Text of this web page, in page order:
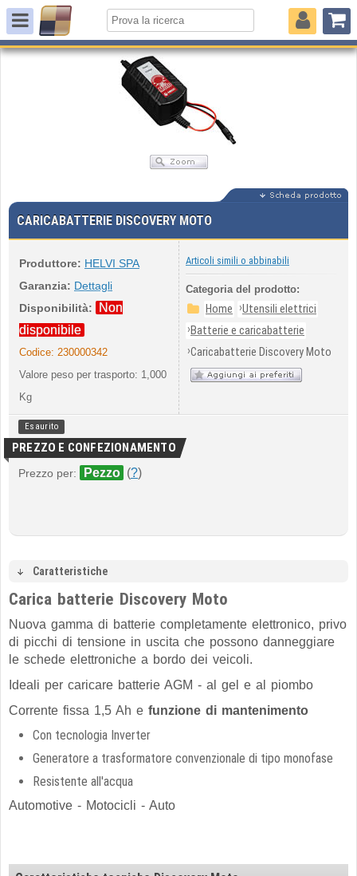
CARICABATTERIE DISCOVERY MOTO
Produttore: HELVI SPA
Garanzia: Dettagli
Disponibilità:
Non
disponibile
Codice: 230000342
Valore peso per trasporto: 1,000
Kg
Articoli simili o abbinabili
Categoria del prodotto:
Home ›Utensili elettrici
›Batterie e caricabatterie
›Caricabatterie Discovery Moto
Esaurito
PREZZO E CONFEZIONAMENTO
Prezzo per: Pezzo (?)
Caratteristiche
Carica batterie Discovery Moto
Nuova gamma di batterie completamente elettronico, privo
di picchi di tensione in uscita che possono danneggiare
le schede elettroniche a bordo dei veicoli.
Ideali per caricare batterie AGM - al gel e al piombo
Corrente fissa 1,5 Ah e funzione di mantenimento
Con tecnologia Inverter
Generatore a trasformatore convenzionale di tipo monofase
Resistente all'acqua
Automotive - Motocicli - Auto